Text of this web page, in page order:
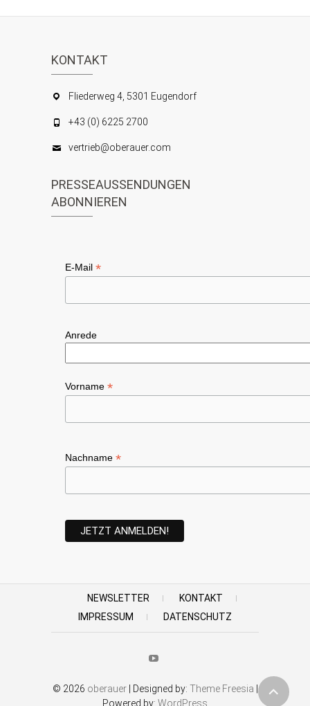
KONTAKT
Fliederweg 4, 5301 Eugendorf
+43 (0) 6225 2700
vertrieb@oberauer.com
PRESSEAUSSENDUNGEN
ABONNIEREN
E-Mail *
Anrede
Vorname *
Nachname *
NEWSLETTER
KONTAKT
IMPRESSUM
DATENSCHUTZ
Youtube
© 2026 oberauer| Designed by: Theme Freesia
Powered by: WordPress